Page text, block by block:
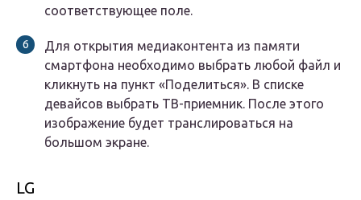
соответствующее поле.
Для открытия медиаконтента из памяти
смартфона необходимо выбрать любой файл и
кликнуть на пункт «Поделиться». В списке
девайсов выбрать ТВ-приемник. После этого
изображение будет транслироваться на
большом экране.
LG